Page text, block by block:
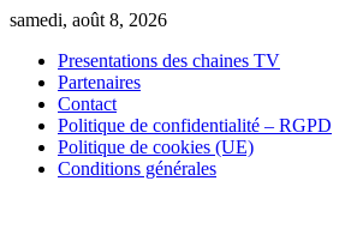
Skip
content
samedi, août 8, 2026
Presentations des chaines TV
Partenaires
Contact
Politique de confidentialité – RGPD
Politique de cookies (UE)
Conditions générales